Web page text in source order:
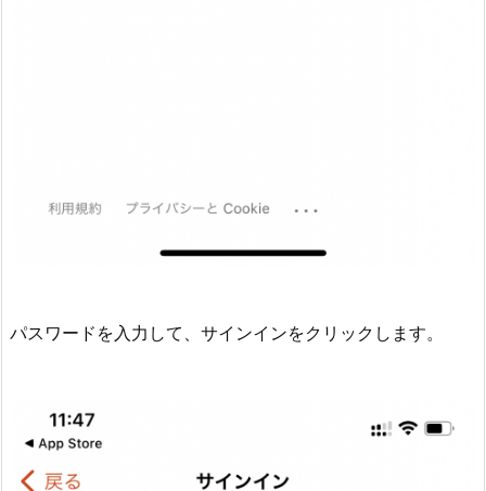
パスワードを入力して、サインインをクリックします。